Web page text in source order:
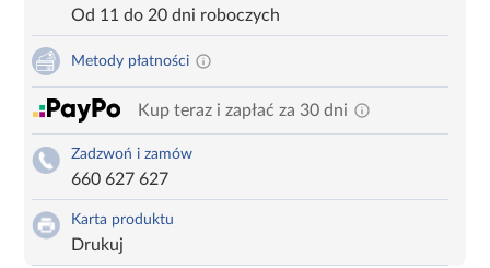
Od 11 do 20 dni roboczych
Metody płatności
Kup teraz i zapłać za 30 dni
Zadzwoń i zamów
660 627 627
Karta produktu
Drukuj